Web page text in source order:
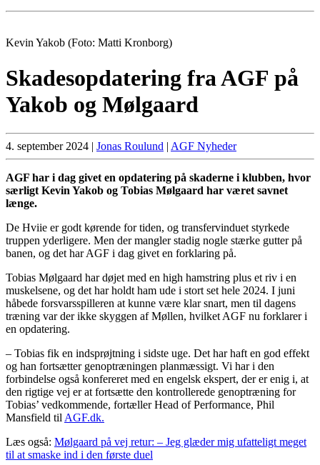
Kevin Yakob (Foto: Matti Kronborg)
Skadesopdatering fra AGF på
Yakob og Mølgaard
4. september 2024 | Jonas Roulund | AGF Nyheder
AGF har i dag givet en opdatering på skaderne i klubben, hvor
særligt Kevin Yakob og Tobias Mølgaard har været savnet
længe.
De Hviie er godt kørende for tiden, og transfervinduet styrkede
truppen yderligere. Men der mangler stadig nogle stærke gutter på
banen, og det har AGF i dag givet en forklaring på.
Tobias Mølgaard har døjet med en high hamstring plus et riv i en
muskelsene, og det har holdt ham ude i stort set hele 2024. I juni
håbede forsvarsspilleren at kunne være klar snart, men til dagens
træning var der ikke skyggen af Møllen, hvilket AGF nu forklarer i
en opdatering.
– Tobias fik en indsprøjtning i sidste uge. Det har haft en god effekt
og han fortsætter genoptræningen planmæssigt. Vi har i den
forbindelse også konfereret med en engelsk ekspert, der er enig i, at
den rigtige vej er at fortsætte den kontrollerede genoptræning for
Tobias’ vedkommende, fortæller Head of Performance, Phil
Mansfield til AGF.dk.
Læs også: Mølgaard på vej retur: – Jeg glæder mig ufatteligt meget
til at smaske ind i den første duel